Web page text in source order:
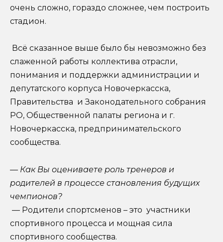
очень сложно, гораздо сложнее, чем построить
стадион.
Всё сказанное выше было бы невозможно без
слаженной работы коллектива отрасли,
понимания и поддержки администрации и
депутатского корпуса Новочеркасска,
Правительства и Законодательного собрания
РО, Общественной палаты региона и г.
Новочеркасска, предпринимательского
сообщества.
— Как Вы оцениваете роль тренеров и
родителей в процессе становления будущих
чемпионов?
— Родители спортсменов – это участники
спортивного процесса и мощная сила
спортивного сообщества.